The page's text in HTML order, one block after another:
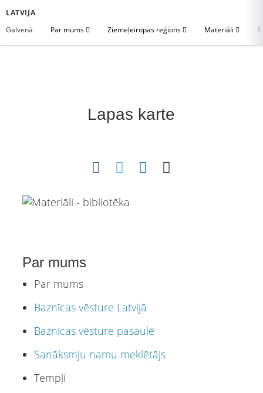
LATVIJA
Galvenā
Par mums Ziemeļeiropas reģions Materiāli
Lapas karte
Par mums
Par mums
Baznīcas vēsture Latvijā
Baznīcas vēsture pasaulē
Sanāksmju namu meklētājs
Tempļi